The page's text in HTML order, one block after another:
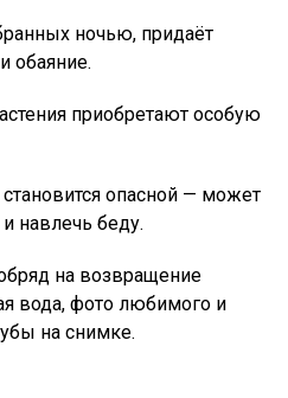
ночью, придаёт
обаяние.
приобретают особую
опасной — может
навлечь беду.
на возвращение
вода, фото любимого и
на снимке.